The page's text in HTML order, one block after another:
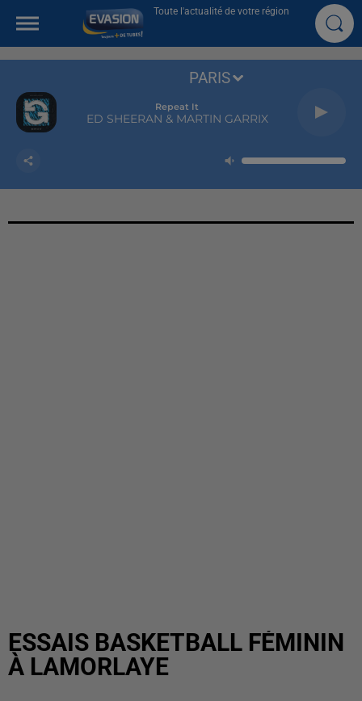
Toute l'actualité de votre région
Repeat It
ED SHEERAN & MARTIN GARRIX
PARIS
ESSAIS BASKETBALL FÉMININ
À LAMORLAYE